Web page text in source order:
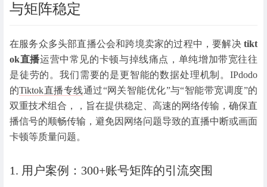
与矩阵稳定
在服务众多头部直播公会和跨境卖家的过程中，要解决 tikt
ok直播运营中常见的卡顿与掉线痛点，单纯增加带宽往往
是徒劳的。我们需要的是更智能的数据处理机制。IPdodo
的Tiktok直播专线通过“网关智能优化”与“智能带宽调度”的
双重技术组合，
，旨在提供稳定、高速的网络传输，确保直
播信号的顺畅传输，避免因网络问题导致的直播中断或画面
卡顿等质量问题。
1. 用户案例：300+账号矩阵的引流突围